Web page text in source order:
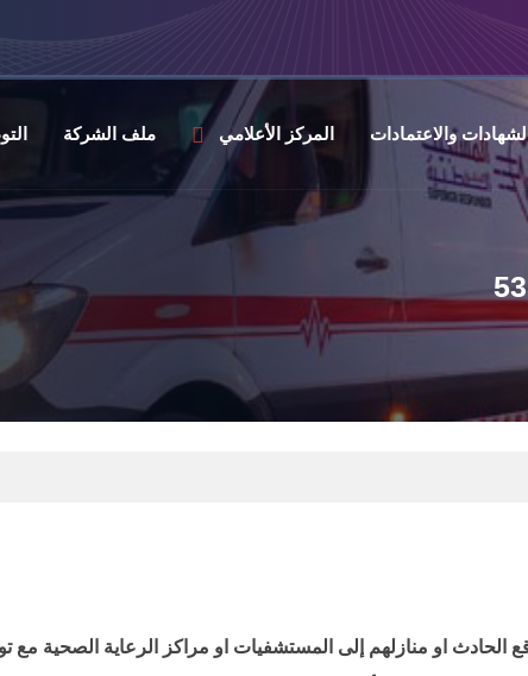
والاعتمادات المركز الأعلامي ملف الشركة
او منازلهم إلى المستشفيات او مراكز الرعاية الصحية مع